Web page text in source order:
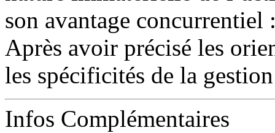
son avantage
Après avoir précisé les
les spécificités de la
Infos Complémentaires